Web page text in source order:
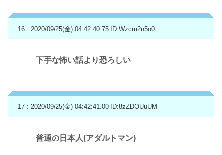
16 : 2020/09/25(金) 04:42:40.75 ID:Wzcm2n5o0
下手な怖い話より恐ろしい
17 : 2020/09/25(金) 04:42:41.00 ID:8zZDOUuUM
普通の日本人(アダルトマン)